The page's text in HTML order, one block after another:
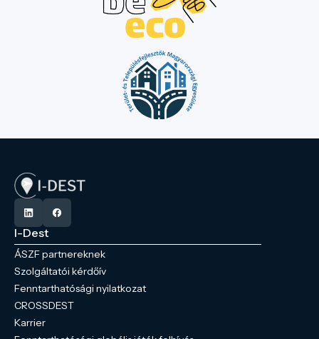
I-Dest
ÁSZF partnereknek
Szolgáltatói kérdőív
Fenntarthatósági nyilatkozat
CROSSDEST
Karrier